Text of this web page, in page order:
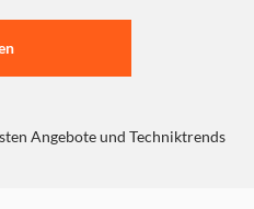
Angebote und Techniktrends